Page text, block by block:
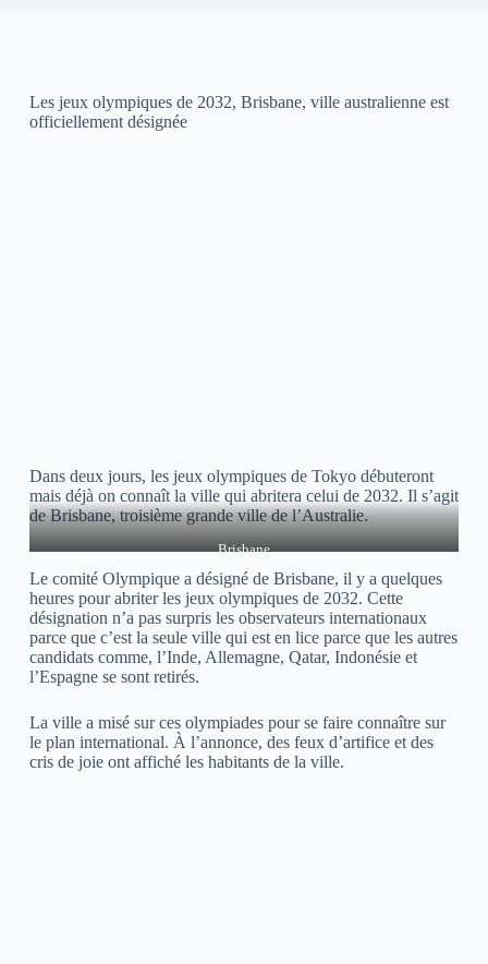
Les jeux olympiques de 2032, Brisbane, ville australienne est
officiellement désignée
Dans deux jours, les jeux olympiques de Tokyo débuteront
mais déjà on connaît la ville qui abritera celui de 2032. Il s’agit
de Brisbane, troisième grande ville de l’Australie.
Brisbane
Le comité Olympique a désigné de Brisbane, il y a quelques
heures pour abriter les jeux olympiques de 2032. Cette
désignation n’a pas surpris les observateurs internationaux
parce que c’est la seule ville qui est en lice parce que les autres
candidats comme, l’Inde, Allemagne, Qatar, Indonésie et
l’Espagne se sont retirés.
La ville a misé sur ces olympiades pour se faire connaître sur
le plan international. À l’annonce, des feux d’artifice et des
cris de joie ont affiché les habitants de la ville.